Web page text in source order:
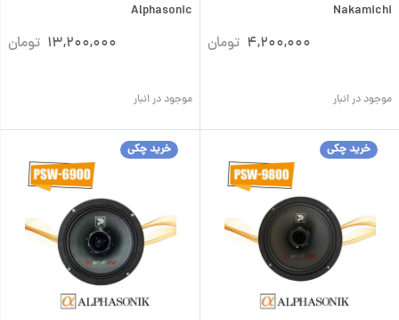
Nakamichi
4,200,000 تومان
موجود در انبار
Alphasonic
13,200,000 تومان
موجود در انبار
خرید چکی خرید چکی